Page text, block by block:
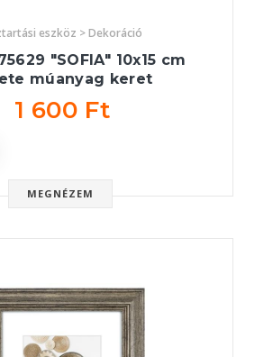
eszköz > Dekoráció
"SOFIA" 10x15 cm
múanyag keret
1 600 Ft
MEGNÉZEM